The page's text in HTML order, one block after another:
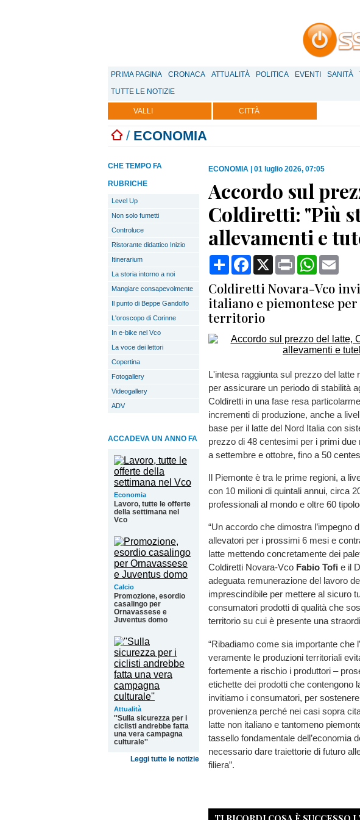
PRIMA PAGINA CRONACA ATTUALITÀ POLITICA EVENTI SANITÀ
TUTTE LE NOTIZIE
VALLI CITTÀ
/ ECONOMIA
CHE TEMPO FA
RUBRICHE
Level Up
Non solo fumetti
Controluce
Ristorante didattico Inizio
Itinerarium
La storia intorno a noi
Mangiare consapevolmente
Il punto di Beppe Gandolfo
L'oroscopo di Corinne
In e-bike nel Vco
La voce dei lettori
Copertina
Fotogallery
Videogallery
ADV
ACCADEVA UN ANNO FA
Economia
Lavoro, tutte le offerte
della settimana nel
Vco
Calcio
Promozione, esordio
casalingo per
Ornavassese e
Juventus domo
Attualità
''Sulla sicurezza per i
ciclisti andrebbe fatta
una vera campagna
culturale''
Leggi tutte le notizie
ECONOMIA 01 luglio 2026, 07:05
Accordo sul
Coldiretti: "Più
allevamenti e
CondividiFacebook
X Print WhatsApp
Coldiretti Novara-Vco
italiano e piemontese
territorio
L'intesa raggiunta sul prezzo del
per assicurare un periodo di stabilità
Coldiretti in una fase resa
incrementi di produzione, anche a
base per il latte del Nord Italia con
prezzo di 48 centesimi per i primi
a settembre e ottobre, fino a 50
Il Piemonte è tra le prime regioni, a
con 10 milioni di quintali annui, circa
professionali al mondo e oltre 60
“Un accordo che dimostra l’impegno
allevatori per i prossimi 6 mesi e
latte mettendo concretamente dei
Coldiretti Novara-Vco Fabio Tofi e il
adeguata remunerazione del lavoro
imprescindibile per mettere al sicuro
consumatori prodotti di qualità che
territorio su cui è presente una
“Ribadiamo come sia importante che
veramente le produzioni territoriali
fortemente a rischio i produttori –
etichette dei prodotti che contengono
invitiamo i consumatori, per
provenienza perché nei casi sopra
latte non italiano e tantomeno
tassello fondamentale dell’economia
necessario dare traiettorie di futuro
filiera”.